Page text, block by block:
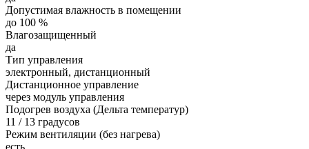
Допустимая влажность в помещении
до 100 %
Влагозащищенный
да
Тип управления
электронный, дистанционный
Дистанционное управление
через модуль управления
Подогрев воздуха (Дельта температур)
11 / 13 градусов
Режим вентиляции (без нагрева)